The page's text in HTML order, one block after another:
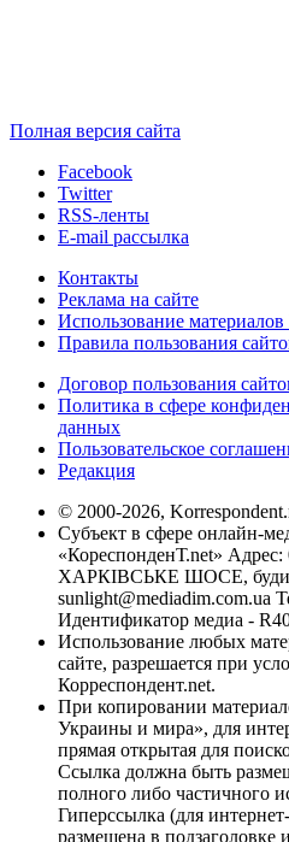
Полная версия сайта
Facebook
Twitter
RSS-ленты
E-mail рассылка
Контакты
Реклама на сайте
Использование материалов
Правила пользования
Договор пользования
Политика в сфере
данных
Пользовательское
Редакция
© 2000-2026,
Субъект в сфере онлайн-
«КореспонденТ.net» Адрес:
ХАРКІВСЬКЕ ШОСЕ,
sunlight@mediadim.com.ua
Идентификатор медиа -
Использование любых
сайте, разрешается при
Корреспондент.net.
При копировании
Украины и мира», для
прямая открытая для
Ссылка должна быть
полного либо частичного
Гиперссылка (для
размещена в подзаголовке